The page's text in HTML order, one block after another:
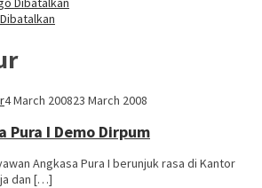
4 March 200823 March 2008
Pura I Demo Dirpum
Angkasa Pura I berunjuk rasa di Kantor
dan […]